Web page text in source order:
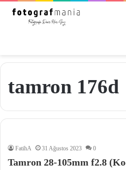
tamron 176d
FatihA 31 Ağustos 2023 0
Tamron 28-105mm f2.8